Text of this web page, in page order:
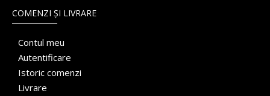
COMENZI ȘI LIVRARE
Contul meu
Autentificare
Istoric comenzi
Livrare